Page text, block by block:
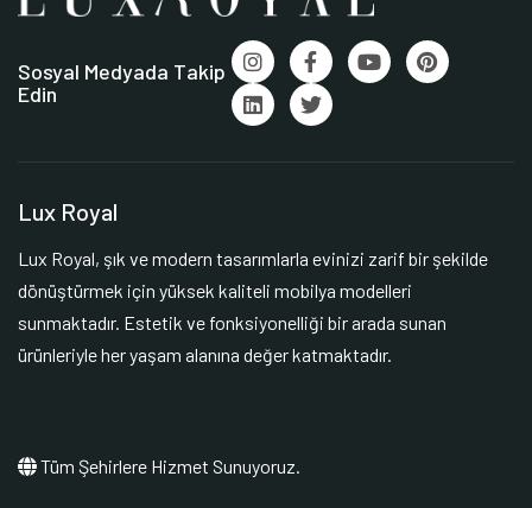
Sosyal Medyada Takip
Edin
Lux Royal
Lux Royal, şık ve modern tasarımlarla evinizi zarif bir şekilde
dönüştürmek için yüksek kaliteli mobilya modelleri
sunmaktadır. Estetik ve fonksiyonelliği bir arada sunan
ürünleriyle her yaşam alanına değer katmaktadır.
Tüm Şehirlere Hizmet Sunuyoruz.